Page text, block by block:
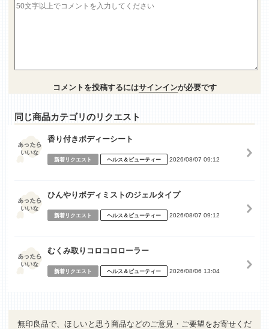
コメントを投稿するにはサインインが必要です
同じ商品カテゴリのリクエスト
香り付きボディーシート
新着リクエスト ヘルス＆ビューティー 2026/08/07 09:12
ひんやりボディミストのジェルタイプ
新着リクエスト ヘルス＆ビューティー 2026/08/07 09:12
むくみ取りコロコロローラー
新着リクエスト ヘルス＆ビューティー 2026/08/06 13:04
無印良品で、ほしいと思う商品などのご意見・ご要望をお寄せくだ